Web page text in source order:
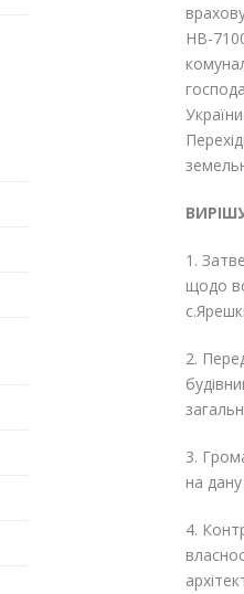
НВ-
1.
щодо
2.
3.
на
4.